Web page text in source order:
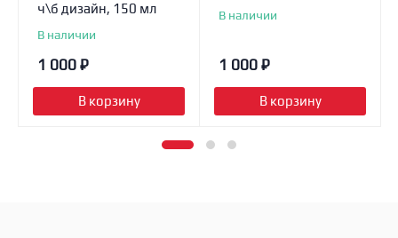
ч\б дизайн, 150 мл
В наличии
1 000 ₽
В корзину
В наличии
1 000 ₽
В корзину